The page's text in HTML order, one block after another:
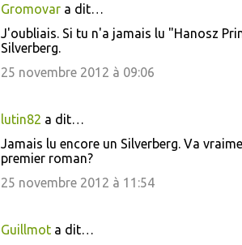
Gromovara dit…
J'oubliais. Si tu n'a jamais lu "Hanosz
Silverberg.
25 novembre 2012 à 09:06
lutin82 a dit…
Jamais lu encore un Silverberg. Va
premier roman?
25 novembre 2012 à 11:54
Guillmota dit…